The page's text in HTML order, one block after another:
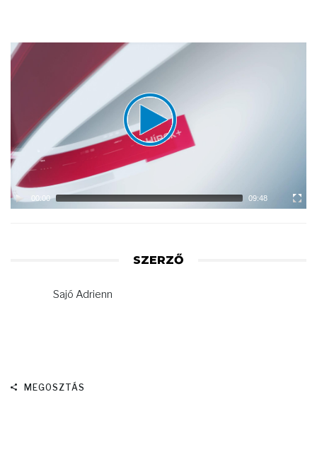
Video
Player
00:00 09:48
SZERZŐ
Sajó Adrienn
MEGOSZTÁS